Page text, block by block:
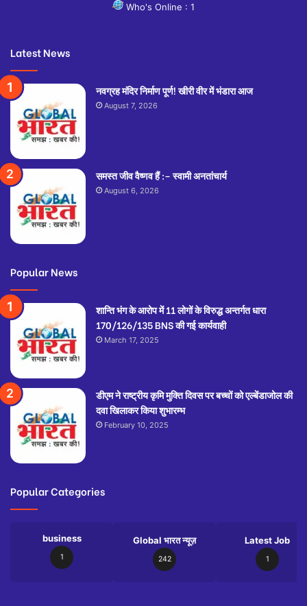
Who's Online : 1
Latest News
नवग्रह मंदिर निर्माण पूर्ण! खीरी वीर में भंडारा आज
August 7, 2026
समस्त जीव वैष्णव हैं :– स्वामी अनतांचार्य
August 6, 2026
Popular News
शान्ति भंग के आरोप में 11 लोगों के विरुद्ध अन्तर्गत धारा
170/126/135 BNS की गई कार्यवाही
March 17, 2025
डीएम ने राष्ट्रीय कृमि मुक्ति दिवस पर बच्चों को एल्बेंडाजोल की
दवा खिलाकर किया शुभारम्भ
February 10, 2025
Popular Categories
business
1
Global भारत न्यूज़
242
Latest Job
1